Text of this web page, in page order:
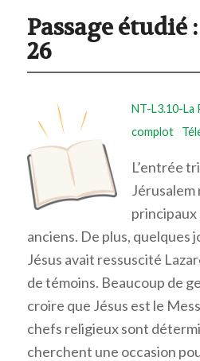
Passage
26
NT-L3.10-La
complot
L’entrée
Jérusalem
anciens. De plus, quelques
Jésus avait ressuscité
de témoins. Beaucoup de
croire que Jésus est le
chefs religieux sont
cherchent une occasion